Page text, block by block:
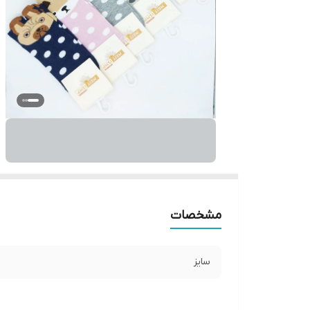
مشخصات
سایز